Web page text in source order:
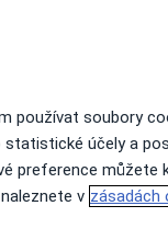
v l.
a
používat soubory
účely a
preference můžete
v zásadách